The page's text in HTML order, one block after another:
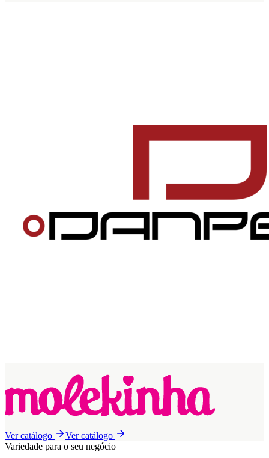
Ver catálogo
Ver catálogo
Variedade para o seu negócio